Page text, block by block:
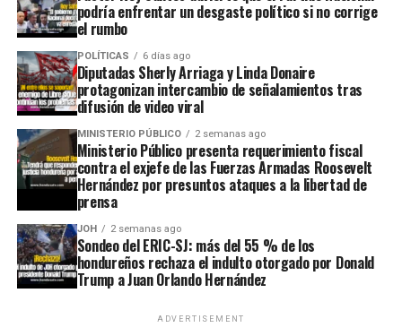
podría enfrentar un desgaste político si no corrige
el rumbo
POLÍTICAS 6 días ago
Diputadas Sherly Arriaga y Linda Donaire
protagonizan intercambio de señalamientos tras
difusión de video viral
MINISTERIO PÚBLICO 2 semanas ago
Ministerio Público presenta requerimiento fiscal
contra el exjefe de las Fuerzas Armadas Roosevelt
Hernández por presuntos ataques a la libertad de
prensa
JOH 2 semanas ago
Sondeo del ERIC-SJ: más del 55 % de los
hondureños rechaza el indulto otorgado por Donald
Trump a Juan Orlando Hernández
ADVERTISEMENT